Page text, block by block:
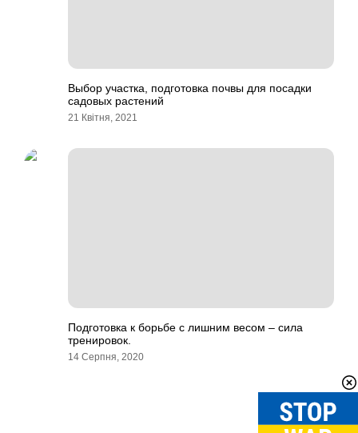
Выбор участка, подготовка почвы для посадки
садовых растений
21 Квітня, 2021
Подготовка к борьбе с лишним весом – сила
тренировок.
14 Серпня, 2020